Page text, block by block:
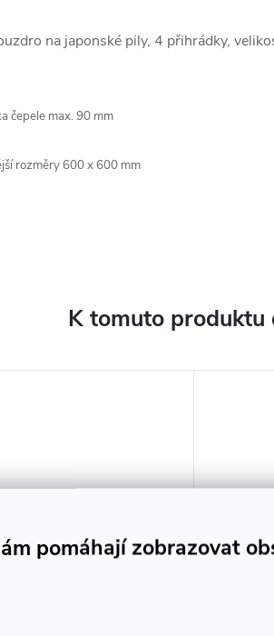
pomáhají zobrazovat
na japonské pily, 4 přihrádky,
čepele max.90 mm
rozměry600 x 600 mm
K tomuto produktu